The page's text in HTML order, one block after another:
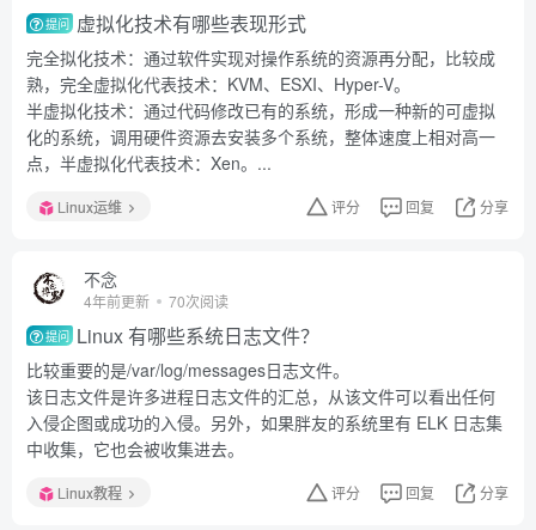
提问 虚拟化技术有哪些表现形式
完全拟化技术：通过软件实现对操作系统的资源再分配，比较成
熟，完全虚拟化代表技术：KVM、ESXI、Hyper-V。
半虚拟化技术：通过代码修改已有的系统，形成一种新的可虚拟
化的系统，调用硬件资源去安装多个系统，整体速度上相对高一
点，半虚拟化代表技术：Xen。...
Linux运维 评分 回复 分享
不念
4年前更新 70次阅读
提问 Linux 有哪些系统日志文件？
比较重要的是/var/log/messages日志文件。
该日志文件是许多进程日志文件的汇总，从该文件可以看出任何
入侵企图或成功的入侵。另外，如果胖友的系统里有 ELK 日志集
中收集，它也会被收集进去。
Linux教程 评分 回复 分享